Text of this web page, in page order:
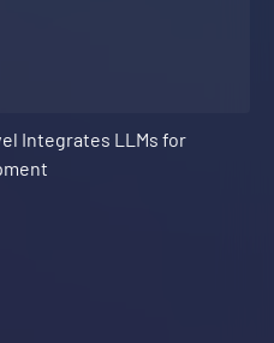
Integrates LLMs for